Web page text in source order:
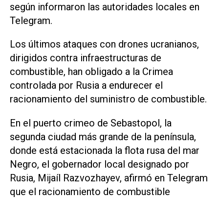
según informaron las autoridades locales en
Telegram.
Los últimos ataques con drones ucranianos,
dirigidos contra infraestructuras de
combustible, han obligado a la Crimea
controlada por Rusia a endurecer el
racionamiento del suministro de combustible.
En el puerto crimeo de Sebastopol, la
segunda ciudad más grande de ‌la península,
donde está estacionada la flota rusa del mar
Negro, el gobernador local designado por
Rusia, Mijaíl Razvozhayev, afirmó en Telegram
que el racionamiento de combustible